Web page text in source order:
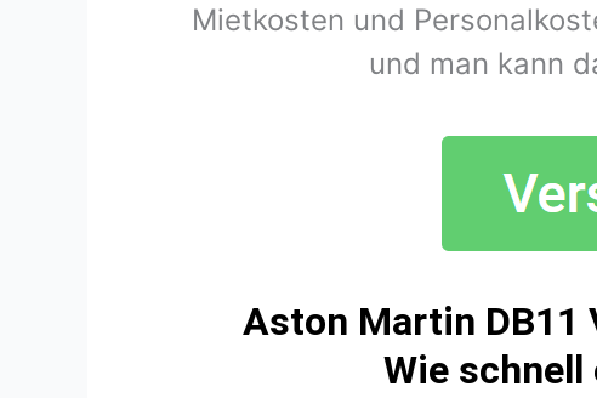
Mietkosten und
und man kann
Aston Martin DB11
Wie schnell